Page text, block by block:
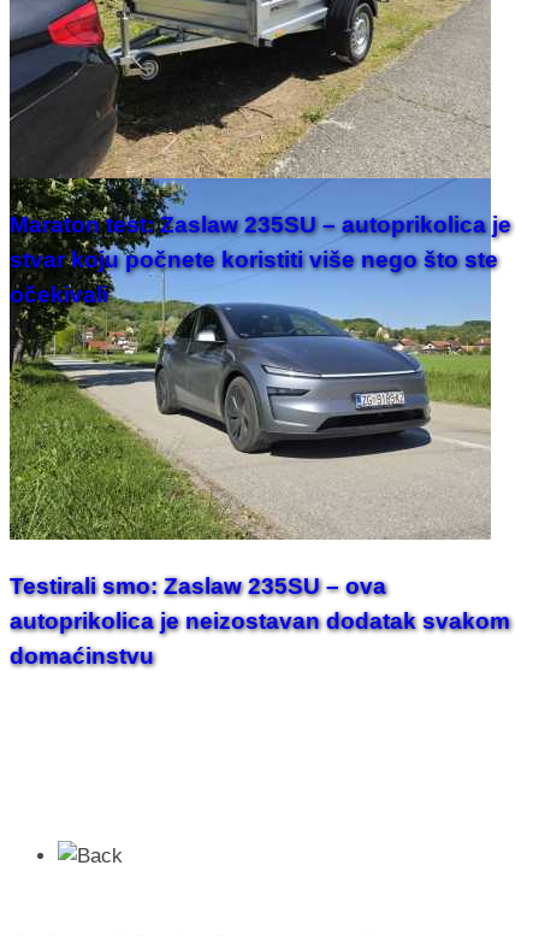
Maraton test: Zaslaw 235SU – autoprikolica je
stvar koju počnete koristiti više nego što ste
očekivali
Testirali smo: Zaslaw 235SU – ova
autoprikolica je neizostavan dodatak svakom
domaćinstvu